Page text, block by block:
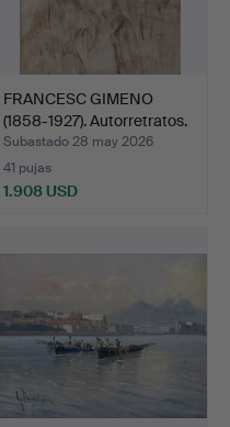
FRANCESC GIMENO
(1858-1927). Autorretratos.
Subastado 28 may 2026
41 pujas
1.908 USD